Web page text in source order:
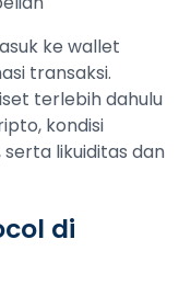
ke wallet
transaksi.
terlebih dahulu
kondisi
likuiditas dan
di